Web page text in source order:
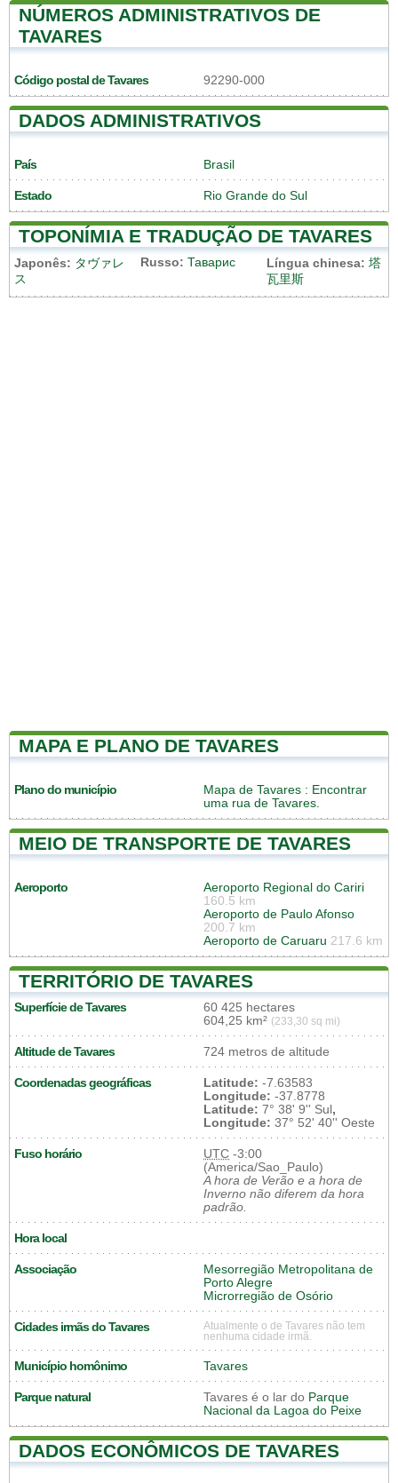
NÚMEROS ADMINISTRATIVOS DE
TAVARES
Código postal de Tavares 92290-000
DADOS ADMINISTRATIVOS
País Brasil
Estado Rio Grande do Sul
TOPONÍMIA E TRADUÇÃO DE TAVARES
Japonês: タヴァレ
ス
Russo: Таварис Língua chinesa: 塔
瓦里斯
MAPA E PLANO DE TAVARES
Plano do município Mapa de Tavares : Encontrar
uma rua de Tavares.
MEIO DE TRANSPORTE DE TAVARES
Aeroporto
Aeroporto Regional do Cariri
160.5 km
Aeroporto de Paulo Afonso
200.7 km
Aeroporto de Caruaru 217.6 km
TERRITÓRIO DE TAVARES
Superfície de Tavares
60 425 hectares
604,25 km² (233,30 sq mi)
Altitude de Tavares 724 metros de altitude
Coordenadas geográficas Latitude: -7.63583
Longitude: -37.8778
Latitude: 7° 38' 9'' Sul,
Longitude: 37° 52' 40'' Oeste
Fuso horário UTC -3:00
(America/Sao_Paulo)
A hora de Verão e a hora de
Inverno não diferem da hora
padrão.
Hora local
Associação
Mesorregião Metropolitana de
Porto Alegre
Microrregião de Osório
Cidades irmãs do Tavares
Atualmente o de Tavares não tem
nenhuma cidade irmã.
Município homônimo Tavares
Parque natural Tavares é o lar do Parque
Nacional da Lagoa do Peixe
DADOS ECONÔMICOS DE TAVARES